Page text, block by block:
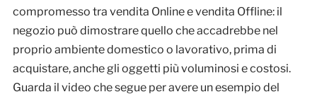
compromesso tra vendita Online e vendita Offline: il
negozio può dimostrare quello che accadrebbe nel
proprio ambiente domestico o lavorativo, prima di
acquistare, anche gli oggetti più voluminosi e costosi.
Guarda il video che segue per avere un esempio del